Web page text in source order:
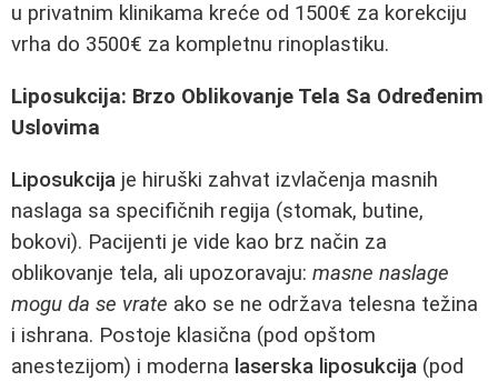
u privatnim klinikama kreće od 1500€ za korekciju
vrha do 3500€ za kompletnu rinoplastiku.
Liposukcija: Brzo Oblikovanje Tela Sa Određenim
Uslovima
Liposukcija je hiruški zahvat izvlačenja masnih
naslaga sa specifičnih regija (stomak, butine,
bokovi). Pacijenti je vide kao brz način za
oblikovanje tela, ali upozoravaju: masne naslage
mogu da se vrate ako se ne održava telesna težina
i ishrana. Postoje klasična (pod opštom
anestezijom) i moderna laserska liposukcija (pod